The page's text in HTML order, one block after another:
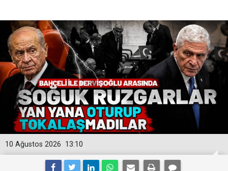
13:10
10 Ağustos 2026